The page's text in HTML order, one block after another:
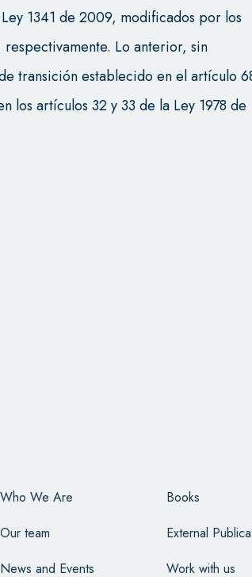
1341 de 2009, modificados por los
Lo anterior, sin
transición establecido en el artículo
los artículos 32 y 33 de la Ley 1978 de
Who We Are
Our team
News and Events
Books
External
Work with us